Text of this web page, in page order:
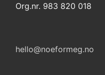
Org.nr. 983 820 018
hello@noeformeg.no